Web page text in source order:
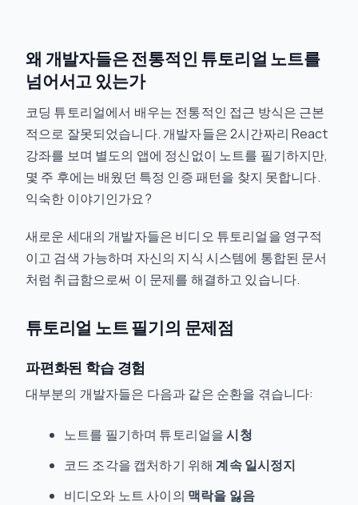
왜 개발자들은 전통적인 튜토리얼 노트를
넘어서고 있는가
코딩 튜토리얼에서 배우는 전통적인 접근 방식은 근본
적으로 잘못되었습니다. 개발자들은 2시간짜리 React
강좌를 보며 별도의 앱에 정신없이 노트를 필기하지만,
몇 주 후에는 배웠던 특정 인증 패턴을 찾지 못합니다.
익숙한 이야기인가요?
새로운 세대의 개발자들은 비디오 튜토리얼을 영구적
이고 검색 가능하며 자신의 지식 시스템에 통합된 문서
처럼 취급함으로써 이 문제를 해결하고 있습니다.
튜토리얼 노트 필기의 문제점
파편화된 학습 경험
대부분의 개발자들은 다음과 같은 순환을 겪습니다:
노트를 필기하며 튜토리얼을시청
코드 조각을 캡처하기 위해계속 일시정지
비디오와 노트 사이의 맥락을 잃음